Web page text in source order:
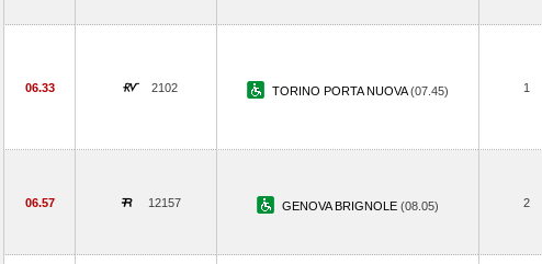
06.33 2102 TORINO PORTA NUOVA(07.45) 1
06.57 12157 GENOVA BRIGNOLE (08.05) 2